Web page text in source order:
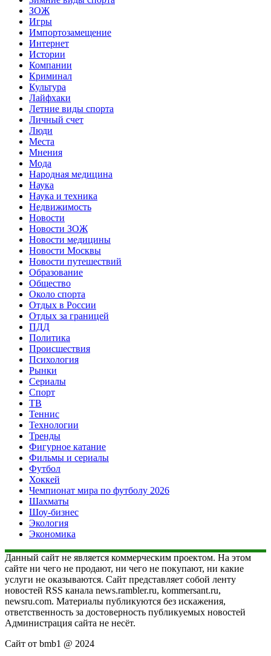
ЗОЖ
Игры
Импортозамещение
Интернет
Истории
Компании
Криминал
Культура
Лайфхаки
Летние виды спорта
Личный счет
Люди
Места
Мнения
Мода
Народная медицина
Наука
Наука и техника
Недвижимость
Новости
Новости ЗОЖ
Новости медицины
Новости Москвы
Новости путешествий
Образование
Общество
Около спорта
Отдых в России
Отдых за границей
ПДД
Политика
Происшествия
Психология
Рынки
Сериалы
Спорт
ТВ
Теннис
Технологии
Тренды
Фигурное катание
Фильмы и сериалы
Футбол
Хоккей
Чемпионат мира по футболу 2026
Шахматы
Шоу-бизнес
Экология
Экономика
Данный сайт не является коммерческим проектом. На этом
сайте ни чего не продают, ни чего не покупают, ни какие
услуги не оказываются. Сайт представляет собой ленту
новостей RSS канала news.rambler.ru, kommersant.ru,
newsru.com. Материалы публикуются без искажения,
ответственность за достоверность публикуемых новостей
Администрация сайта не несёт.
Сайт от bmb1 @ 2024